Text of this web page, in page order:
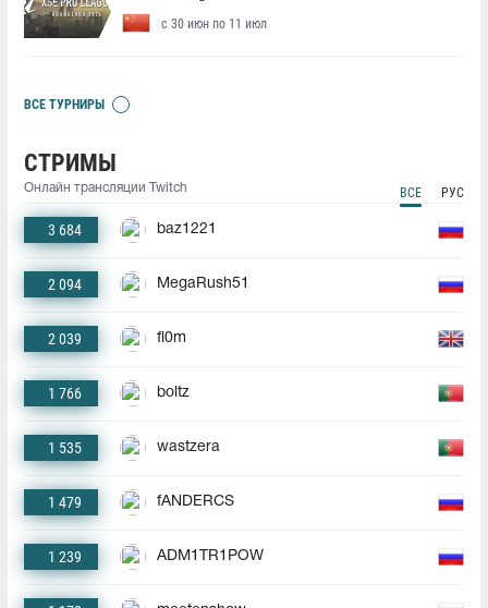
с 30 июн по 11 июл
ВСЕ ТУРНИРЫ
СТРИМЫ
Онлайн трансляции Twitch ВСЕ РУС
3 684 baz1221
2 094 MegaRush51
2 039 fl0m
1 766 boltz
1 535 wastzera
1 479 fANDERCS
1 239 ADM1TR1POW